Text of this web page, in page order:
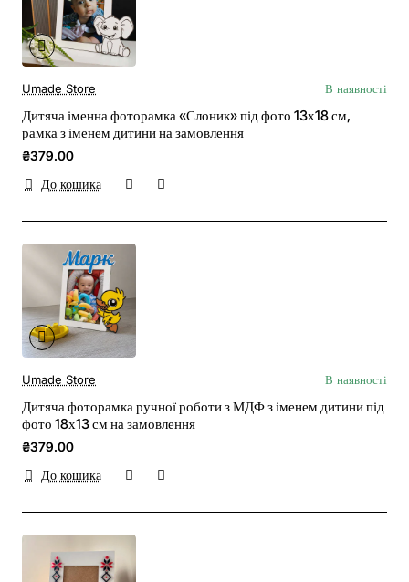
Umade Store В наявності
Дитяча іменна фоторамка «Слоник» під фото 13х18 см,
рамка з іменем дитини на замовлення
₴379.00
До кошика
Umade Store В наявності
Дитяча фоторамка ручної роботи з МДФ з іменем дитини під
фото 18х13 см на замовлення
₴379.00
До кошика